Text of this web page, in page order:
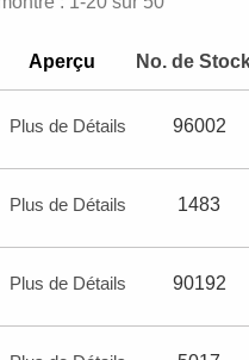
Aperçu No. de
Plus de Détails 96002
Plus de Détails 1483
Plus de Détails 90192